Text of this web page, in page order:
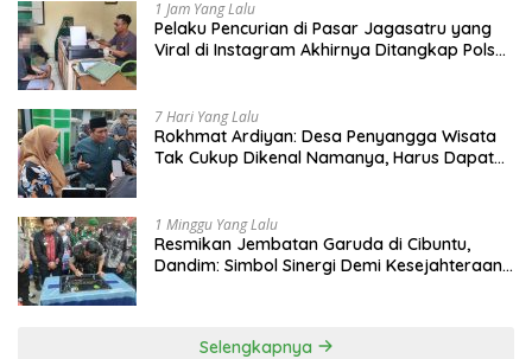
1 Jam Yang Lalu
Pelaku Pencurian di Pasar Jagasatru yang
Viral di Instagram Akhirnya Ditangkap Polsek
7 Hari Yang Lalu
Rokhmat Ardiyan: Desa Penyangga Wisata
Tak Cukup Dikenal Namanya, Harus Dapat
1 Minggu Yang Lalu
Resmikan Jembatan Garuda di Cibuntu,
Dandim: Simbol Sinergi Demi Kesejahteraan
Selengkapnya